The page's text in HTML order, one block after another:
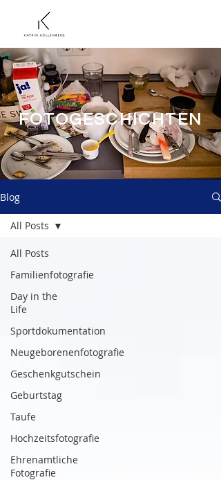
FOTOGESCHICHTEN
Blog
All Posts
Familienfotografie
Day in the
Life
Sportdokumentation
Neugeborenenfotografie
Geschenkgutschein
Geburtstag
Taufe
Hochzeitsfotografie
Ehrenamtliche
Fotografie
All Posts